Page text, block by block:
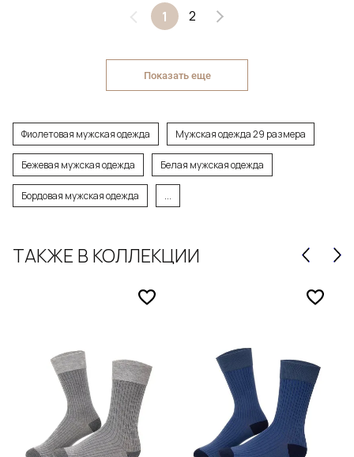
1 2
Показать еще
Фиолетовая мужская одежда Мужская одежда 29 размера
Бежевая мужская одежда Белая мужская одежда
Бордовая мужская одежда ...
ТАКЖЕ В КОЛЛЕКЦИИ